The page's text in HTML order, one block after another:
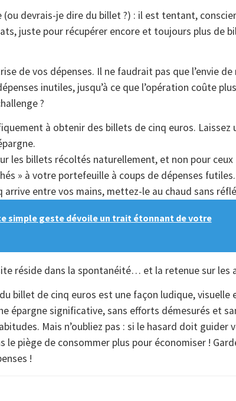
(ou devrais-je dire du billet ?) : il est tentant,
juste pour récupérer encore et toujours plus de
de vos dépenses. Il ne faudrait pas que l’envie de
inutiles, jusqu’à ce que l’opération coûte
?
à obtenir des billets de cinq euros. Laissez
les billets récoltés naturellement, et non pour ceux
» à votre portefeuille à coups de dépenses futiles.
arrive entre vos mains, mettez-le au chaud sans
simple geste dévoile un trait étonnant de votre
réside dans la spontanéité… et la retenue sur les
billet de cinq euros est une façon ludique, visuelle
épargne significative, sans efforts démesurés et
Mais n’oubliez pas : si le hasard doit guider
le piège de consommer plus pour économiser !
!